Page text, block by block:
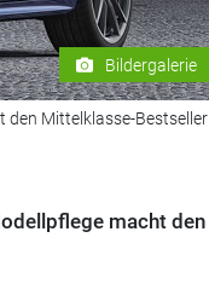
Bildergalerie
den Mittelklasse-Bestseller
macht den